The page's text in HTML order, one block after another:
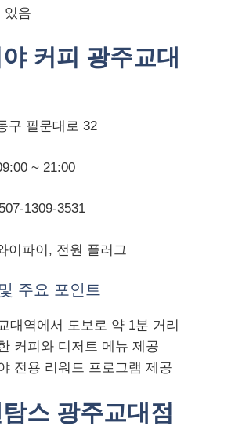
있음
커피 광주교대
구 필문대로 32
~ 21:00
1309-3531
이파이, 전원 플러그
주요 포인트
대역에서 도보로 약 1분 거리
커피와 디저트 메뉴 제공
전용 리워드 프로그램 제공
스 광주교대점